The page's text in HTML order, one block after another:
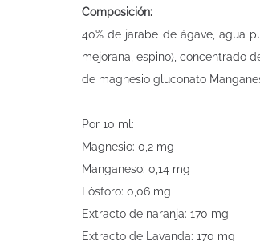
Composición:
40% de jarabe de ágave, agua
mejorana, espino), concentrado
de magnesio gluconato
Por 10 ml:
Magnesio: 0,2 mg
Manganeso: 0,14 mg
Fósforo: 0,06 mg
Extracto de naranja: 170 mg
Extracto de Lavanda: 170 mg